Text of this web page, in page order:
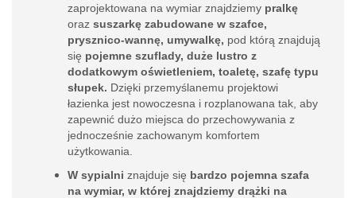
zaprojektowana na wymiar znajdziemy pralkę
oraz suszarkę zabudowane w szafce,
prysznico-wannę, umywalkę, pod którą znajdują
się pojemne szuflady, duże lustro z
dodatkowym oświetleniem, toaletę, szafę typu
słupek. Dzięki przemyślanemu projektowi
łazienka jest nowoczesna i rozplanowana tak, aby
zapewnić dużo miejsca do przechowywania z
jednocześnie zachowanym komfortem
użytkowania.
W sypialni znajduje się bardzo pojemna szafa
na wymiar, w której znajdziemy drążki na